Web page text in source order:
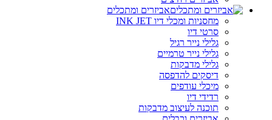
אביזרים ומתכלים
מחסניות ומכלי דיו INK JET
סרטי דיו
גלילי נייר רגיל
גלילי נייר טרמיים
גלילי מדבקות
דיסקים להדפסה
מיכלי עודפים
רדידי דיו
תוכנה לעיצוב מדבקות